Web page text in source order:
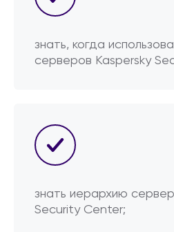
знать, когда
серверов Kaspersky
знать иерархию
Security Center;